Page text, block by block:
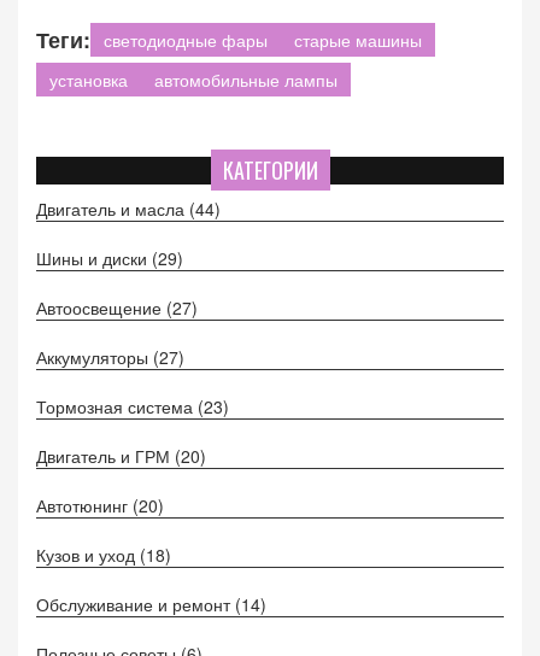
Теги: светодиодные фары
старые машины
установка
автомобильные лампы
КАТЕГОРИИ
Двигатель и масла (44)
Шины и диски (29)
Автоосвещение (27)
Аккумуляторы (27)
Тормозная система (23)
Двигатель и ГРМ (20)
Автотюнинг (20)
Кузов и уход (18)
Обслуживание и ремонт (14)